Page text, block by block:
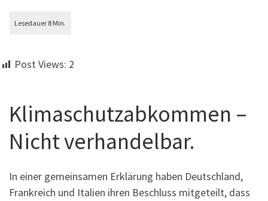
Post Views: 2
Klimaschutzabkommen –
Nicht verhandelbar.
In einer gemeinsamen Erklärung haben Deutschland,
Frankreich und Italien ihren Beschluss mitgeteilt, dass